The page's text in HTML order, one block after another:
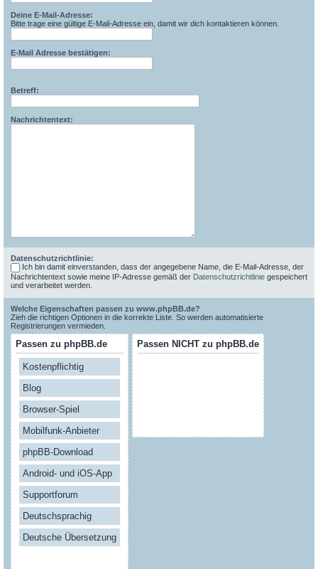
Deine E-Mail-Adresse:
Bitte trage eine gültige E-Mail-Adresse ein, damit wir dich kontaktieren können.
E-Mail Adresse bestätigen:
Betreff:
Nachrichtentext:
Datenschutzrichtlinie:
Ich bin damit einverstanden, dass der angegebene Name, die E-Mail-Adresse, der
Nachrichtentext sowie meine IP-Adresse gemäß der Datenschutzrichtlinie gespeichert
und verarbeitet werden.
Welche Eigenschaften passen zu www.phpBB.de?
Zieh die richtigen Optionen in die korrekte Liste. So werden automatisierte
Registrierungen vermieden.
Passen zu phpBB.de
Kostenpflichtig
Blog
Browser-Spiel
Mobilfunk-Anbieter
phpBB-Download
Android- und iOS-App
Supportforum
Deutschsprachig
Deutsche Übersetzung
Passen NICHT zu phpBB.de